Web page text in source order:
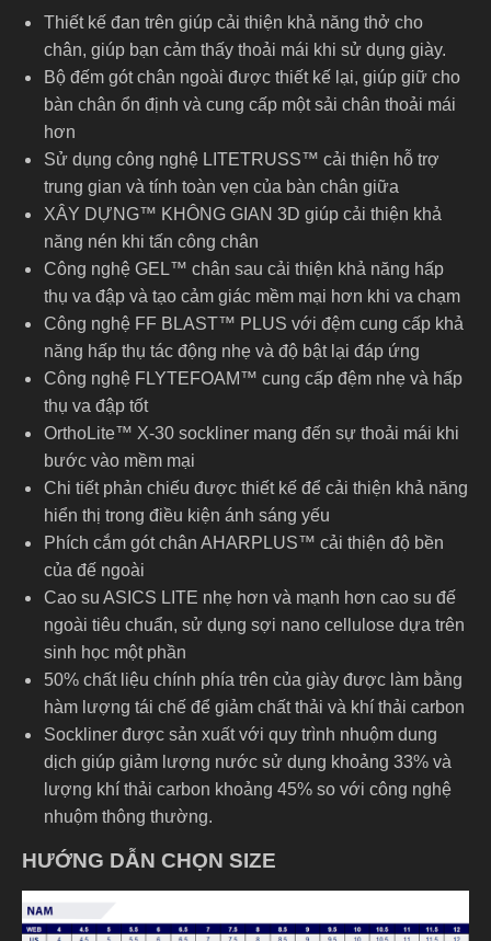
Thiết kế đan trên giúp cải thiện khả năng thở cho
chân, giúp bạn cảm thấy thoải mái khi sử dụng giày.
Bộ đếm gót chân ngoài được thiết kế lại, giúp giữ cho
bàn chân ổn định và cung cấp một sải chân thoải mái
hơn
Sử dụng công nghệ LITETRUSS™ cải thiện hỗ trợ
trung gian và tính toàn vẹn của bàn chân giữa
XÂY DỰNG™ KHÔNG GIAN 3D giúp cải thiện khả
năng nén khi tấn công chân
Công nghệ GEL™ chân sau cải thiện khả năng hấp
thụ va đập và tạo cảm giác mềm mại hơn khi va chạm
Công nghệ FF BLAST™ PLUS với đệm cung cấp khả
năng hấp thụ tác động nhẹ và độ bật lại đáp ứng
Công nghệ FLYTEFOAM™ cung cấp đệm nhẹ và hấp
thụ va đập tốt
OrthoLite™ X-30 sockliner mang đến sự thoải mái khi
bước vào mềm mại
Chi tiết phản chiếu được thiết kế để cải thiện khả năng
hiển thị trong điều kiện ánh sáng yếu
Phích cắm gót chân AHARPLUS™ cải thiện độ bền
của đế ngoài
Cao su ASICS LITE nhẹ hơn và mạnh hơn cao su đế
ngoài tiêu chuẩn, sử dụng sợi nano cellulose dựa trên
sinh học một phần
50% chất liệu chính phía trên của giày được làm bằng
hàm lượng tái chế để giảm chất thải và khí thải carbon
Sockliner được sản xuất với quy trình nhuộm dung
dịch giúp giảm lượng nước sử dụng khoảng 33% và
lượng khí thải carbon khoảng 45% so với công nghệ
nhuộm thông thường.
HƯỚNG DẪN CHỌN SIZE